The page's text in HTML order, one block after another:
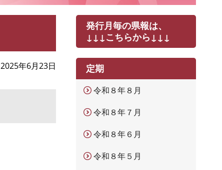
2025年6月23日
発行月毎の県報は、
↓↓↓こちらから↓↓↓
定期
令和８年８月
令和８年７月
令和８年６月
令和８年５月